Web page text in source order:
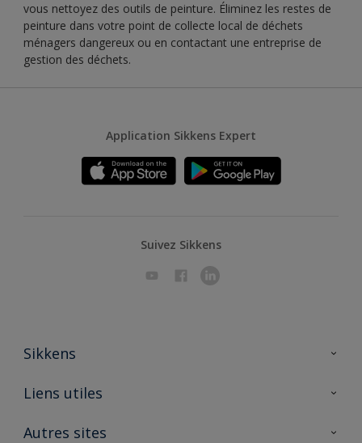
vous nettoyez des outils de peinture. Éliminez les restes de
peinture dans votre point de collecte local de déchets
ménagers dangereux ou en contactant une entreprise de
gestion des déchets.
Application Sikkens Expert
Suivez Sikkens
Sikkens
A propos de Sikkens
Liens utiles
Ouvrir un magasin PASS
Autres sites